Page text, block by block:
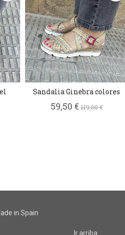
Sandalia Ginebra colores
59,50 €119,00 €
in Spain
Ir arriba